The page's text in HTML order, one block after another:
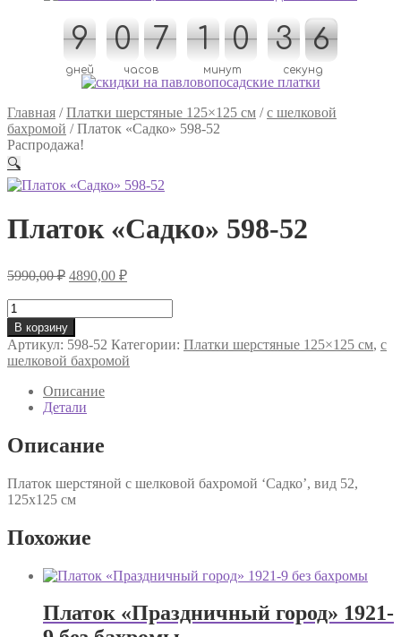
9
9
дней
0
0 7
7
часов
1
1 0
0
минут
4
3
3
4 5
6
секунд
Главная /Платки шерстяные 125×125 см /с шелковой
бахромой /Платок «Садко» 598-52
Распродажа!
🔍
Платок «Садко» 598-52
5990,00₽ Первоначальная
составляла
5990,00 ₽.
4890,00 ₽Текущая
Количество
товара
Платок
«Садко»
598-
В корзину
Артикул: 598-52 Категории: Платки шерстяные 125×125 см, с
шелковой бахромой
Описание
Детали
Описание
Платок шерстяной с шелковой бахромой ‘Садко’, вид 52,
125х125 см
Похожие
Платок «Праздничный город» 1921-